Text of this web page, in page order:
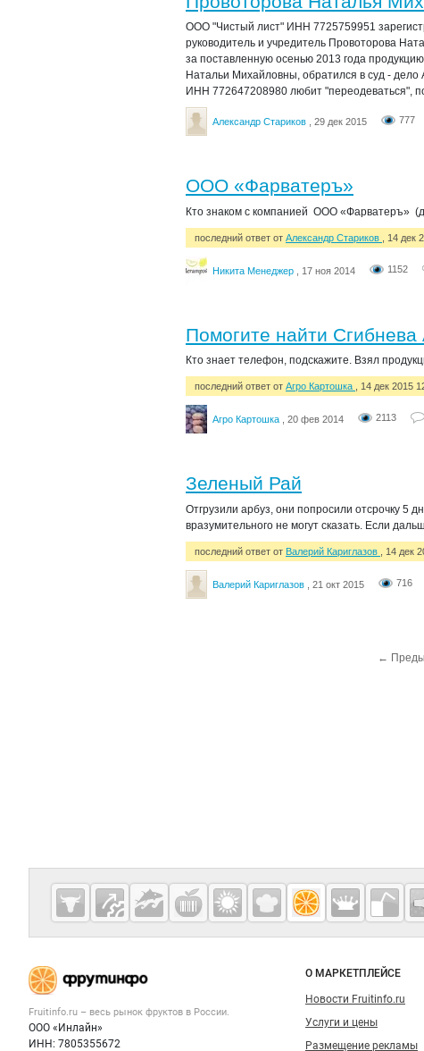
ООО "Чистый лист" ИНН 7725759951
руководитель и учредитель Провоторова
за поставленную осенью 2013 года
Натальи Михайловны, обратился в суд -
ИНН 772647208980 любит "переодеваться",
Александр Стариков , 29 дек 2015 777
ООО «Фарватеръ»
Кто знаком с компанией ООО «Фарватеръ»
последний ответ от Александр Стариков , 14 дек
Никита Менеджер , 17 ноя 2014 1152
Помогите найти
Кто знает телефон, подскажите. Взял
последний ответ от Агро Картошка , 14 дек 2015
Агро Картошка , 20 фев 2014 2113
Зеленый Рай
Отгрузили арбуз, они попросили отсрочку 5
вразумительного не могут сказать. Если
последний ответ от Валерий Кариглазов , 14 дек
Валерий Кариглазов , 21 окт 2015 716
←
Дополнительная информация
Cсылки на полезные проекты
Fruitinfo.ru
— рынок
фруктов
Важные разделы и контакты
Fruitinfo.ru – весь рынок фруктов в России.
ООО «Инлайн»
ИНН: 7805355672
Навигация по
О МАРКЕТПЛЕЙСЕ
Новости Fruitinfo.ru
Услуги и цены
Размещение рекламы